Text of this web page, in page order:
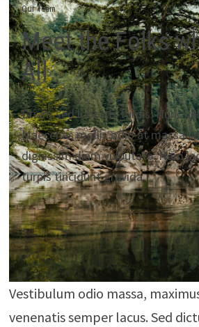
Our Team
Meet the Folks
All
Etiam sed lobortis turpis. Nunc
Maecenas mollis odio at massa
dignissim diam vulputate. Nam
turpis tincidunt gravida.
Vestibulum odio massa,
venenatis semper lacus. Sed